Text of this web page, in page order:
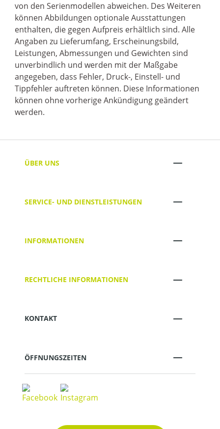
von den Serienmodellen abweichen. Des Weiteren
können Abbildungen optionale Ausstattungen
enthalten, die gegen Aufpreis erhältlich sind. Alle
Angaben zu Lieferumfang, Erscheinungsbild,
Leistungen, Abmessungen und Gewichten sind
unverbindlich und werden mit der Maßgabe
angegeben, dass Fehler, Druck-, Einstell- und
Tippfehler auftreten können. Diese Informationen
können ohne vorherige Ankündigung geändert
werden.
ÜBER UNS
SERVICE- UND DIENSTLEISTUNGEN
INFORMATIONEN
RECHTLICHE INFORMATIONEN
KONTAKT
ÖFFNUNGSZEITEN